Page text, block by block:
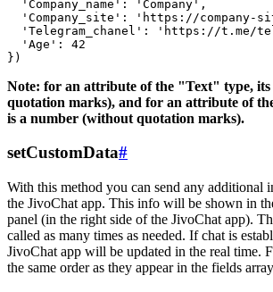
  'Company_name': 'Company',
'Company_site': 'https://company-
'Telegram_chanel': 'https://t.me/
  'Age': 42
Note: for an attribute of the "Text" type, its
quotation marks), and for an attribute of
is a number (without quotation marks).
setCustomData#
With this method you can send any additional
the JivoChat app. This info will be shown in
panel (in the right side of the JivoChat app).
called as many times as needed. If chat is
JivoChat app will be updated in the real time.
the same order as they appear in the fields